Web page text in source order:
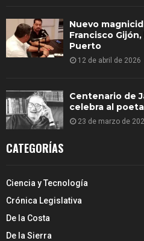
Nuevo
Francisco
Puerto
12 de abril de 2026
Centenario de
celebra al
23 de marzo de
CATEGORÍAS
Ciencia y Tecnología
Crónica Legislativa
De la Costa
De la Sierra